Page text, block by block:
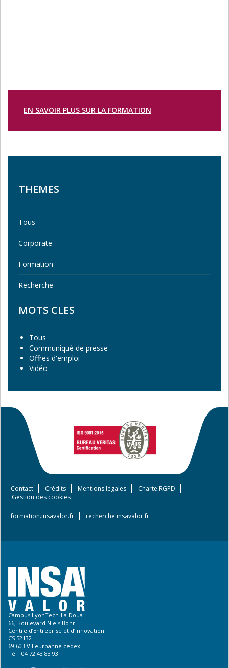
EN SAVOIR PLUS SUR LA FORMATION
THEMES
Tous
Corporate
Formation
Recherche
MOTS CLES
Tous
Communiqué de presse
Offres d'emploi
Vidéo
Footer
Contact Crédits Mentions légales
Charte RGPD
Gestion des cookies
formation.insavalor.fr recherche.insavalor.fr
Campus LyonTech-La Doua
66, Boulevard Niels Bohr
Centre d’Entreprise et d’Innovation
CS 52132
69 603 Villeurbanne cedex
Tél : 04 72 43 83 93